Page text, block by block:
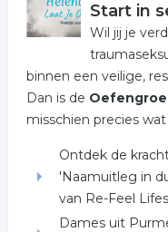
Start in
Wil jij je
binnen een veilige,
Dan is de
misschien precies
Ontdek de
'Naamuitleg in
van Re-Feel
Dames uit